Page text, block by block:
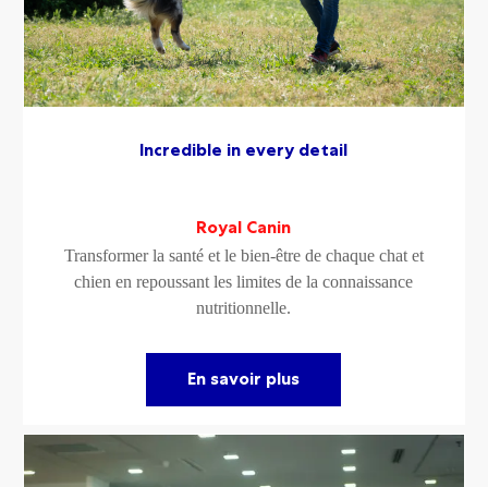
Incredible in every detail
Royal Canin
Transformer la santé et le bien-être de chaque chat et
chien en repoussant les limites de la connaissance
nutritionnelle.
En savoir plus